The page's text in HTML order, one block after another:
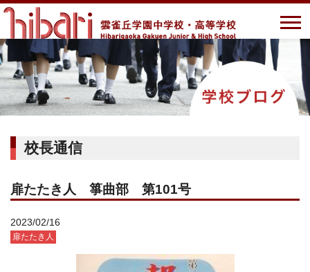
校長通信
扉たたき人 箏曲部 第101号
2023/02/16
扉たたき人